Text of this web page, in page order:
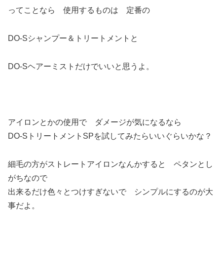
ってことなら 使用するものは 定番の
DO-Sシャンプー＆トリートメントと
DO-Sヘアーミストだけでいいと思うよ。
アイロンとかの使用で ダメージが気になるなら
DO-SトリートメントSPを試してみたらいいぐらいかな？
細毛の方がストレートアイロンなんかすると ペタンとし
がちなので
出来るだけ色々とつけすぎないで シンプルにするのが大
事だよ。